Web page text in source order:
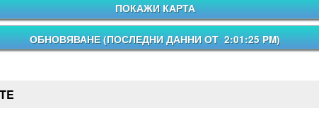
ПОКАЖИ КАРТА
ОБНОВЯВАНЕ (ПОСЛЕДНИ ДАННИ ОТ 2:01:25 PM)